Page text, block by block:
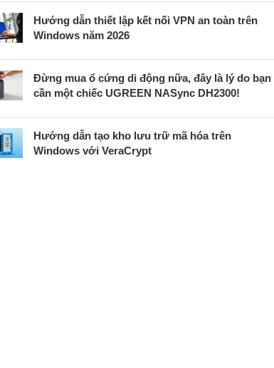
Hướng dẫn thiết lập kết nối VPN an toàn trên
Windows năm 2026
Đừng mua ổ cứng di động nữa, đây là lý do bạn
cần một chiếc UGREEN NASync DH2300!
Hướng dẫn tạo kho lưu trữ mã hóa trên
Windows với VeraCrypt